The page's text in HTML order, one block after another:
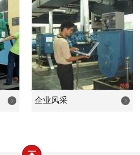
动力之用。产品畅销全国，远销韩
、中东、非洲等众多国家和地区。
卓越的价值、周到的服务，致力成
秀的品牌，是您值得依赖的合作伙
伴。
企业风采